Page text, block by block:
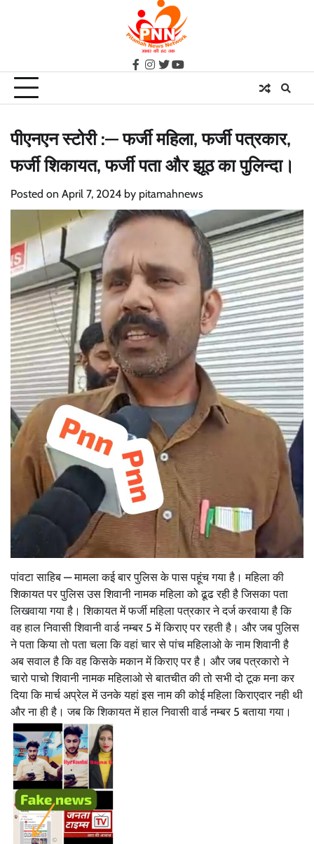
facebook
instagram
twitteryoutube
पीएनएन स्टोरी :— फर्जी महिला, फर्जी पत्रकार,
फर्जी शिकायत, फर्जी पता और झूठ का पुलिन्दा।
Posted on April 7, 2024 by pitamahnews
पांवटा साहिब — मामला कई बार पुलिस के पास पहूंच गया है। महिला की
शिकायत पर पुलिस उस शिवानी नामक महिला को ढूढ रही है जिसका पता
लिखवाया गया है। शिकायत में फर्जी महिला पत्रकार ने दर्ज करवाया है कि
वह हाल निवासी शिवानी वार्ड नम्बर 5 में किराए पर रहती है। और जब पुलिस
ने पता किया तो पता चला कि वहां चार से पांच महिलाओ के नाम शिवानी है
अब सवाल है कि वह किसके मकान में किराए पर है। और जब पत्रकारो ने
चारो पाचो शिवानी नामक महिलाओ से बातचीत की तो सभी दो टूक मना ​कर
दिया कि मार्च अप्रेल में उनके यहां इस नाम की कोई महिला किराएदार नही थी
और ना ही है। जब कि शिकायत में हाल निवासी वार्ड नम्बर 5 बताया गया।